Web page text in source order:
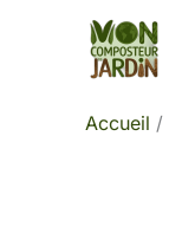
Accueil